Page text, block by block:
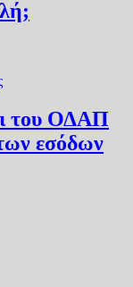
του ΟΔΑΠ
εσόδων